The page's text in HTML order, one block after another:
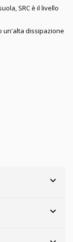
SRC è il livello
un'alta dissipazione